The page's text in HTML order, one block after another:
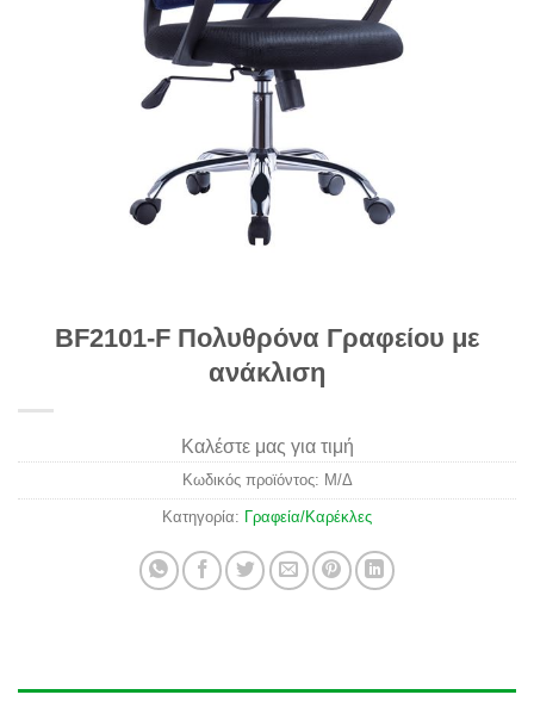
BF2101-F Πολυθρόνα Γραφείου με
ανάκλιση
Καλέστε μας για τιμή
Κωδικός προϊόντος: Μ/Δ
Κατηγορία: Γραφεία/Καρέκλες